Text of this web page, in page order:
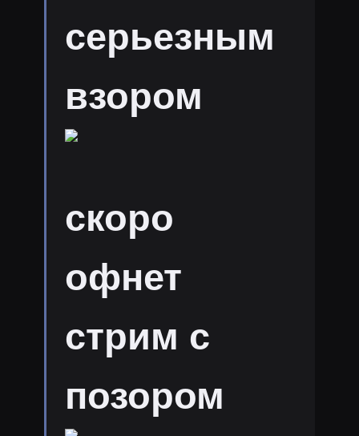
серьезным
взором
скоро
офнет
стрим с
позором